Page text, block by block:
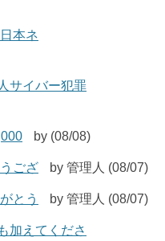
本ネ
サイバー犯罪
by (08/08)
ござ by 管理人 (08/07)
とう by 管理人 (08/07)
加えてくださ